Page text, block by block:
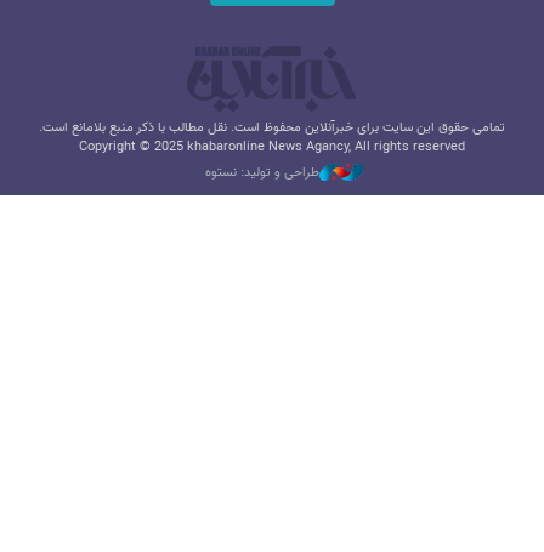
تمامی حقوق این سایت برای خبرآنلاین محفوظ است. نقل مطالب با ذکر منبع بلامانع است.
Copyright © 2025 khabaronline News Agancy, All rights reserved
طراحی و تولید: نستوه